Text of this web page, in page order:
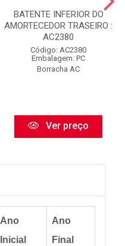
BATENTE INFERIOR DO
AMORTECEDOR TRASEIRO :
AC2380
Código: AC2380
Embalagem: PC
Borracha AC
Ver preço
Ano
Inicial
Ano
Final